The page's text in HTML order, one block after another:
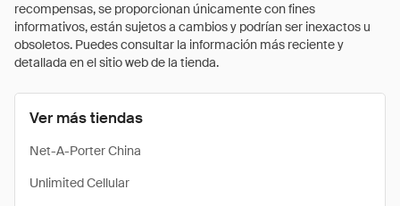
recompensas, se proporcionan únicamente con fines
informativos, están sujetos a cambios y podrían ser inexactos u
obsoletos. Puedes consultar la información más reciente y
detallada en el sitio web de la tienda.
Ver más tiendas
Net-A-Porter China
Unlimited Cellular